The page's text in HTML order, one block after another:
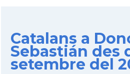
Catalans a
Sebastián des
setembre del